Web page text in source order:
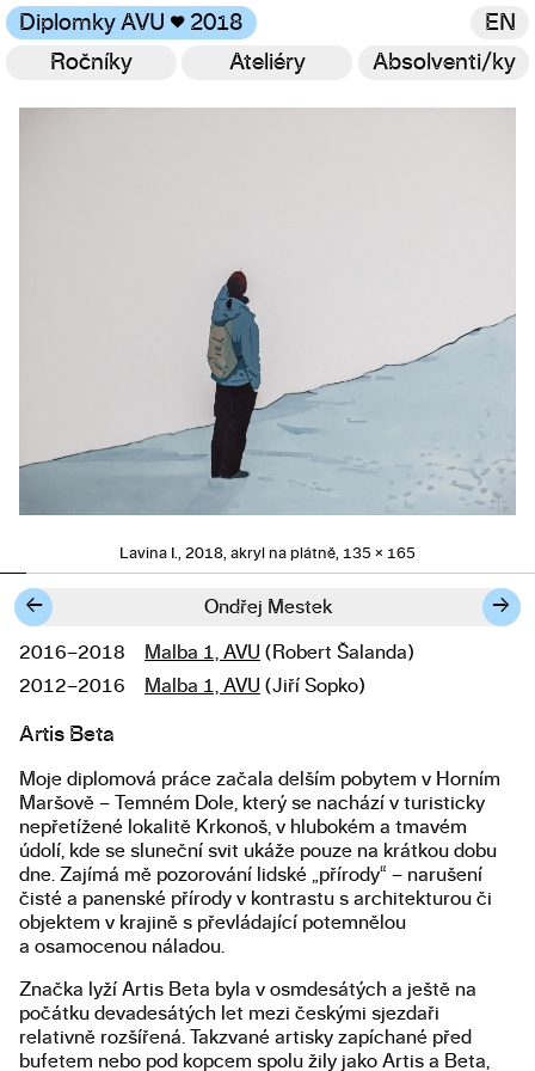
Diplomky AVU ♥ 2018
EN
Ročníky
Ateliéry Absolventi/ky
Ondřej Mestek
← →
Galerie
Lavina I., 2018, akryl na plátně, 135 × 165
Studium
2016–2018 Malba 1, AVU (Robert Šalanda)
2012–2016
Malba 1, AVU (Jiří Sopko)
Popis diplomové práce
Artis Beta
Moje diplomová práce začala delším pobytem v Horním
Maršově – Temném Dole, který se nachází v turisticky
nepřetížené lokalitě Krkonoš, v hlubokém a tmavém
údolí, kde se sluneční svit ukáže pouze na krátkou dobu
dne. Zajímá mě pozorování lidské „přírody“ – narušení
čisté a panenské přírody v kontrastu s architekturou či
objektem v krajině s převládající potemnělou
a osamocenou náladou.
Značka lyží Artis Beta byla v osmdesá­tých a ještě na
počátku devadesátých let mezi českými sjezdaři
relativně rozšířená. Takzvané artisky zapíchané před
bufetem nebo pod kopcem spolu žily jako Artis a Beta,